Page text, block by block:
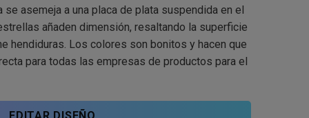
se asemeja a una placa de plata suspendida en el
añaden dimensión, resaltando la superficie
hendiduras. Los colores son bonitos y hacen que
para todas las empresas de productos para el